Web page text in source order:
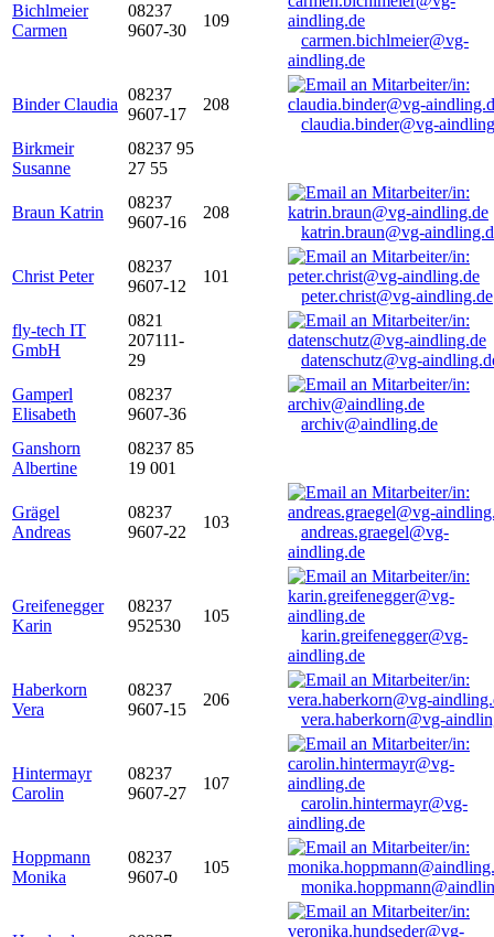
Bichlmeier
Carmen
08237
9607-30
109
carmen.bichlmeier@vg-
aindling.de
Binder Claudia
08237
9607-17
208
claudia.binder@vg-
Birkmeir
Susanne
08237 95
27 55
Braun Katrin
08237
9607-16
208
katrin.braun@vg-
Christ Peter
08237
9607-12
101
peter.christ@vg-aindling.de
fly-tech IT
GmbH
0821
207111-
29
datenschutz@vg-
Gamperl
Elisabeth
08237
9607-36
archiv@aindling.de
Ganshorn
Albertine
08237 85
19 001
Grägel
Andreas
08237
9607-22
103
andreas.graegel@vg-
aindling.de
Greifenegger
Karin
08237
952530
105
karin.greifenegger@vg-
aindling.de
Haberkorn
Vera
08237
9607-15
206
vera.haberkorn@vg-
Hintermayr
Carolin
08237
9607-27
107
carolin.hintermayr@vg-
aindling.de
Hoppmann
Monika
08237
9607-0
105